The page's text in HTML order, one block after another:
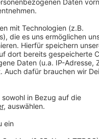
was Covid 19
wie sie sich schützen
Schutzmaßnahmen
wünschen, dass diese
schenken. Keiner von
hat oder jung ist,
einem dauerhaft das